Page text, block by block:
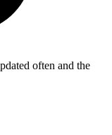
often and the